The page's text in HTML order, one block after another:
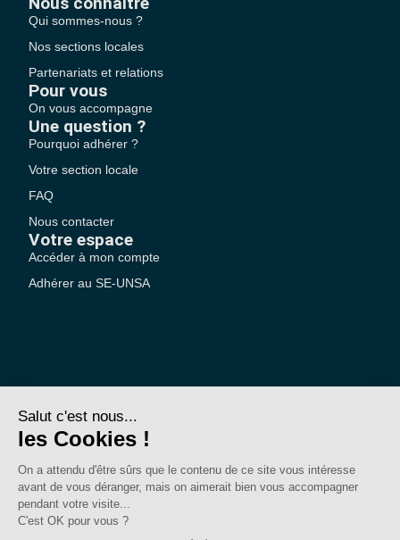
Qui sommes-nous ?
Nos sections locales
Partenariats et relations
Pour vous
On vous accompagne
Une question ?
Pourquoi adhérer ?
Votre section locale
FAQ
Nous contacter
Votre espace
Accéder à mon compte
Adhérer au SE-UNSA
SE-Unsa est un syndicat de l’UNSA